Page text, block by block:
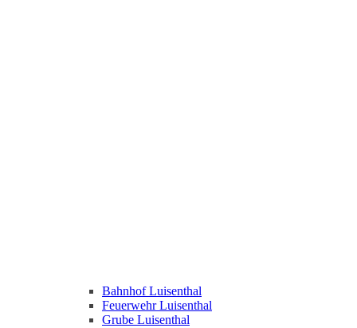
Bahnhof Luisenthal
Feuerwehr Luisenthal
Grube Luisenthal